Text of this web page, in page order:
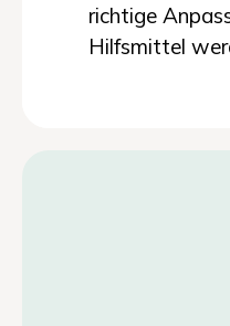
richtige
Hilfsmittel